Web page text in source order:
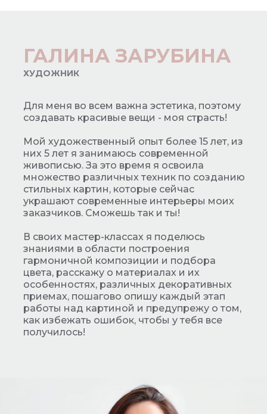
Для меня во всем важна эстетика, поэтому
создавать красивые вещи - моя страсть!
Мой художественный опыт более 15 лет, из
них 5 лет я занимаюсь современной
живописью. За это время я освоила
множество различных техник по созданию
стильных картин, которые сейчас
украшают современные интерьеры моих
заказчиков. Сможешь так и ты!
В своих мастер-классах я поделюсь
знаниями в области построения
гармоничной композиции и подбора
цвета, расскажу о материалах и их
особенностях, различных декоративных
приемах, пошагово опишу каждый этап
работы над картиной и предупрежу о том,
как избежать ошибок, чтобы у тебя все
получилось!
ХУДОЖНИК
ГАЛИНА ЗАРУБИНА